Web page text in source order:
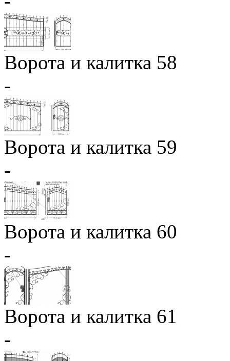
Ворота и калитка 58
-
Ворота и калитка 59
-
Ворота и калитка 60
-
Ворота и калитка 61
-